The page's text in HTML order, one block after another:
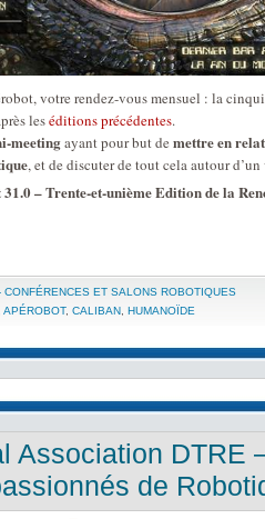
votre rendez-vous mensuel : la
leséditions précédentes.
meetingayant pour but de mettre en
, et de discuter de tout cela autour d’un
– Trente-et-unième Edition de la
CONFÉRENCES ET SALONS ROBOTIQUES
APÉROBOT, CALIBAN HUMANOÏDE
Association DTRE
de